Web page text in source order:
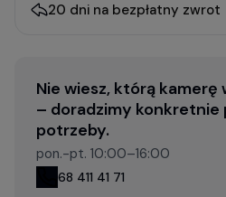
20 dni na bezpłatny zwrot
Nie wiesz, którą kamerę
– doradzimy konkretnie
potrzeby.
pon.-pt. 10:00–16:00
68 411 41 71